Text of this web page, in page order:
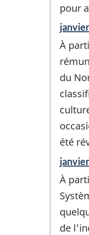
-
pour
de
de
-
À
du
été
de
de
-
À
de